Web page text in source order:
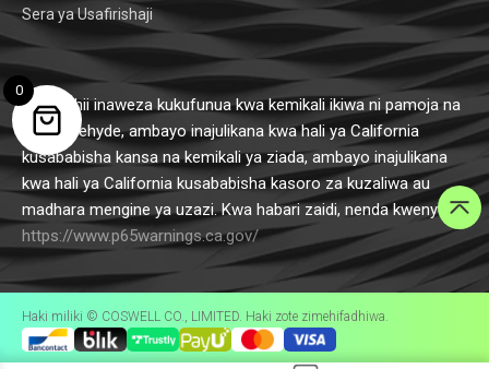
Sera ya Usafirishaji
Bidhaa hii inaweza kukufunua kwa kemikali ikiwa ni pamoja na
formaldehyde, ambayo inajulikana kwa hali ya California
kusababisha kansa na kemikali ya ziada, ambayo inajulikana
kwa hali ya California kusababisha kasoro za kuzaliwa au
madhara mengine ya uzazi. Kwa habari zaidi, nenda kwenye
https://www.p65warnings.ca.gov/
Haki miliki © COSWELL CO., LIMITED. Haki zote zimehifadhiwa.
0